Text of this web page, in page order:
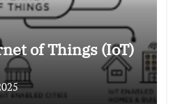
of Things (IoT)